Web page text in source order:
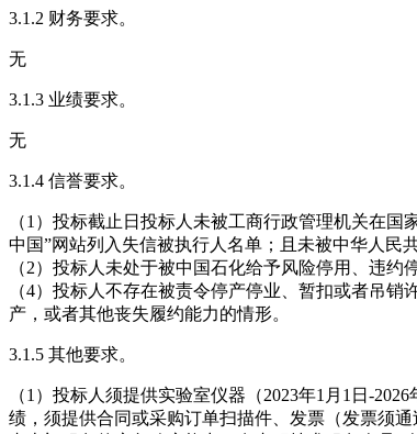
3.1.2 财务要求。
无
3.1.3 业绩要求。
无
3.1.4 信誉要求。
（1）投标截止日投标人未被工商行政管理机关在
中国”网站列入失信被执行人名单；且未被中华人民
（2）投标人未处于被中国石化给予风险停用、违
（4）投标人不存在被责令停产停业、暂扣或者吊
产，或者其他丧失履约能力的情形。
3.1.5 其他要求。
（1）投标人须提供实验室仪器（2023年1月1日-
绩，须提供合同或采购订单扫描件、发票（发票须